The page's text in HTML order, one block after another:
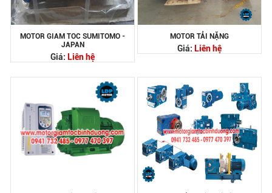
MOTOR GIAM TOC SUMITOMO -
JAPAN
Giá: Liên hệ
MOTOR TẢI NẶNG
Giá: Liên hệ